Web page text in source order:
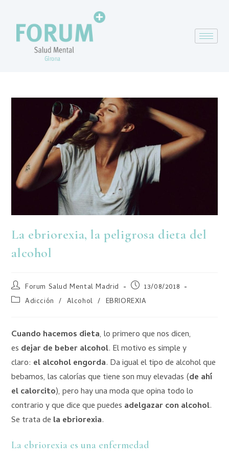
La ebriorexia, la peligrosa dieta del
alcohol
Forum Salud Mental Madrid
13/08/2018
Adicción / Alcohol / EBRIOREXIA
Cuando hacemos dieta, lo primero que nos dicen,
es dejar de beber alcohol. El motivo es simple y
claro: el alcohol engorda. Da igual el tipo de alcohol que
bebamos, las calorías que tiene son muy elevadas (de ahí
el calorcito), pero hay una moda que opina todo lo
contrario y que dice que puedes adelgazar con alcohol.
Se trata de la ebriorexia.
La ebriorexia es una enfermedad